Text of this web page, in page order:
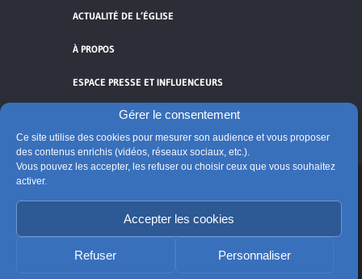
Gérer le consentement
Ce site utilise des cookies pour mesurer son audience et vous proposer
des contenus enrichis (vidéos, réseaux sociaux, etc.).
Vous pouvez les accepter, les refuser ou choisir ceux que vous souhaitez
activer.
Accepter les cookies
Refuser Personnaliser
ACTUALITÉ DE L’ÉGLISE
À PROPOS
ESPACE PRESSE ET INFLUENCEURS
Cliquez pour accepter les cookies de
vidéos et réseaux sociaux et activer ce
contenu.
Édité par la Conférence des évêques de France